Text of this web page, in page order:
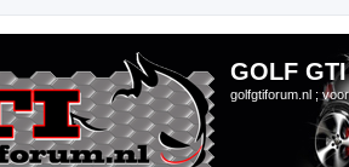
GOLF
golfgtiforum.nl ;